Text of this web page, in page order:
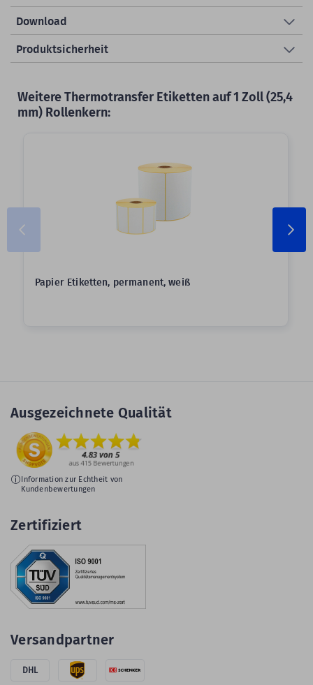
Download
Produktsicherheit
Weitere Thermotransfer Etiketten auf 1 Zoll (25,4
mm) Rollenkern:
Papier Etiketten, permanent, weiß
Ausgezeichnete Qualität
Information zur Echtheit von
Kundenbewertungen
Zertifiziert
Versandpartner
DHL